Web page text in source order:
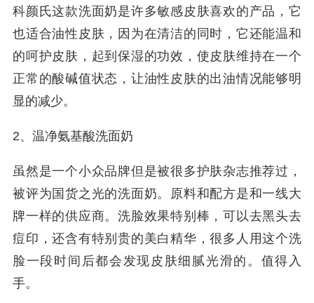
科颜氏这款洗面奶是许多敏感皮肤喜欢的产品，它
也适合油性皮肤，因为在清洁的同时，它还能温和
的呵护皮肤，起到保湿的功效，使皮肤维持在一个
正常的酸碱值状态，让油性皮肤的出油情况能够明
显的减少。
2、温净氨基酸洗面奶
虽然是一个小众品牌但是被很多护肤杂志推荐过，
被评为国货之光的洗面奶。原料和配方是和一线大
牌一样的供应商。洗脸效果特别棒，可以去黑头去
痘印，还含有特别贵的美白精华，很多人用这个洗
脸一段时间后都会发现皮肤细腻光滑的。值得入
手。